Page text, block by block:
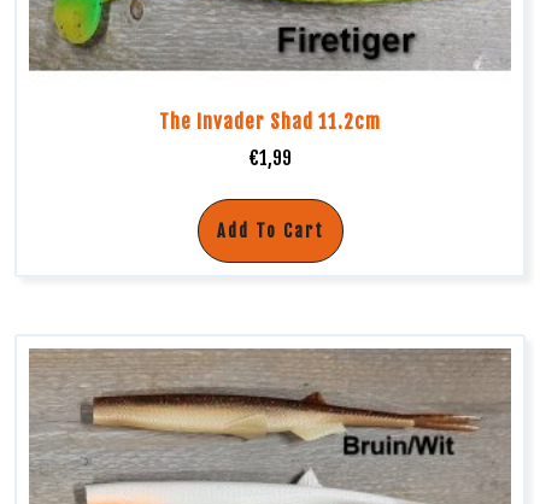
The Invader Shad 11.2cm
€1,99
Add To Cart